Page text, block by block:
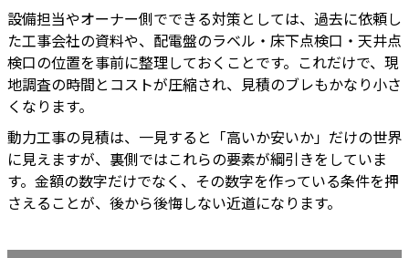
設備担当やオーナー側でできる対策としては、過去に依頼し
た工事会社の資料や、配電盤のラベル・床下点検口・天井点
検口の位置を事前に整理しておくことです。これだけで、現
地調査の時間とコストが圧縮され、見積のブレもかなり小さ
くなります。
動力工事の見積は、一見すると「高いか安いか」だけの世界
に見えますが、裏側ではこれらの要素が綱引きをしていま
す。金額の数字だけでなく、その数字を作っている条件を押
さえることが、後から後悔しない近道になります。